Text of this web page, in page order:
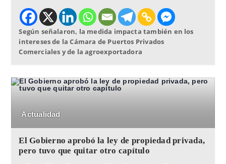
Según señalaron, la medida impacta también en los
intereses de la Cámara de Puertos Privados
Comerciales y de la agroexportadora
Actualidad
El Gobierno aprobó la ley de propiedad privada,
pero tuvo que quitar otro capítulo